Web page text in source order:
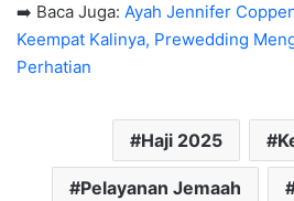
➡️ Baca Juga: Ayah Jennifer
Keempat Kalinya, Prewedding
Perhatian
Haji 2025
Pelayanan Jemaah